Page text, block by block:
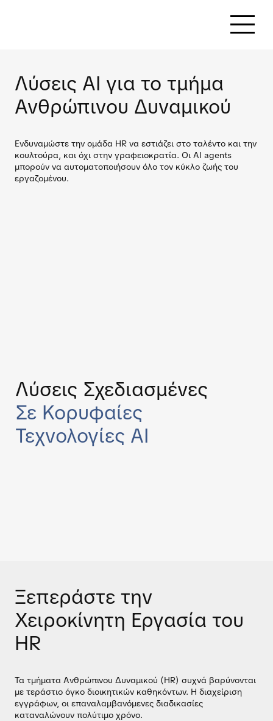
Λύσεις AI για το τμήμα
Ανθρώπινου Δυναμικού
Ενδυναμώστε την ομάδα HR να εστιάζει στο ταλέντο και την
κουλτούρα, και όχι στην γραφειοκρατία. Οι AI agents
μπορούν να αυτοματοποιήσουν όλο τον κύκλο ζωής του
εργαζομένου.
Λύσεις Σχεδιασμένες
Σε Κορυφαίες
Τεχνολογίες AI
Ξεπεράστε την
Χειροκίνητη Εργασία του
HR
Τα τμήματα Ανθρώπινου Δυναμικού (HR) συχνά βαρύνονται
με τεράστιο όγκο διοικητικών καθηκόντων. Η διαχείριση
εγγράφων, οι επαναλαμβανόμενες διαδικασίες
καταναλώνουν πολύτιμο χρόνο.